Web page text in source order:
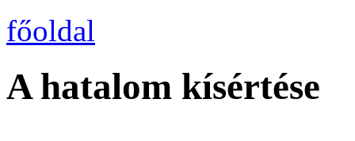
főoldal
A hatalom kísértése